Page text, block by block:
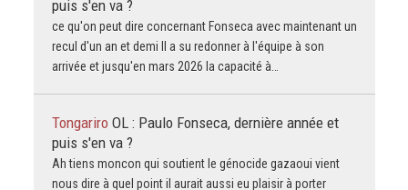
puis s'en va ?
ce qu'on peut dire concernant Fonseca avec maintenant un
recul d'un an et demi Il a su redonner à l'équipe à son
arrivée et jusqu'en mars 2026 la capacité à…
Tongariro OL : Paulo Fonseca, dernière année et
puis s'en va ?
Ah tiens moncon qui soutient le génocide gazaoui vient
nous dire à quel point il aurait aussi eu plaisir à porter